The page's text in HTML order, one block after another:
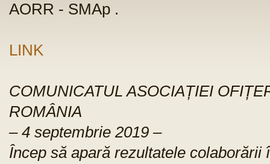
AORR - SMAp .
LINK
COMUNICATUL ASOCIAȚIEI
ROMÂNIA
– 4 septembrie 2019 –
Încep să apară rezultatele